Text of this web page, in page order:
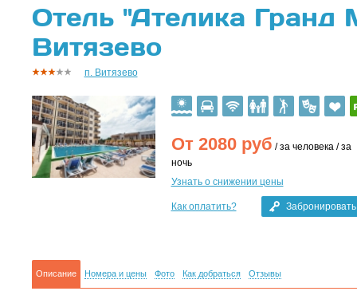
Отель "Ателика Гранд
Витязево
п. Витязево
От 2080руб / за человека / за
ночь
Узнать о снижении цены
Как оплатить? Забронировать
Описание Номера и цены Фото Как добраться Отзывы